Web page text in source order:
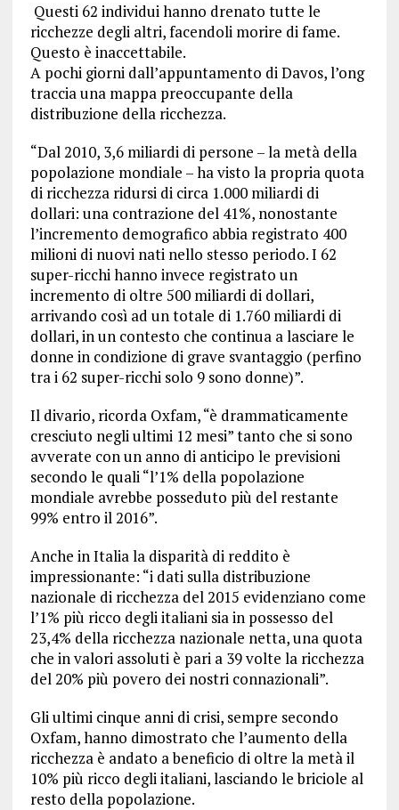
Questi 62 individui hanno drenato tutte le
ricchezze degli altri, facendoli morire di fame.
Questo è inaccettabile.
A pochi giorni dall’appuntamento di Davos, l’ong
traccia una mappa preoccupante della
distribuzione della ricchezza.
“Dal 2010, 3,6 miliardi di persone – la metà della
popolazione mondiale – ha visto la propria quota
di ricchezza ridursi di circa 1.000 miliardi di
dollari: una contrazione del 41%, nonostante
l’incremento demografico abbia registrato 400
milioni di nuovi nati nello stesso periodo. I 62
super-ricchi hanno invece registrato un
incremento di oltre 500 miliardi di dollari,
arrivando così ad un totale di 1.760 miliardi di
dollari, in un contesto che continua a lasciare le
donne in condizione di grave svantaggio (perfino
tra i 62 super-ricchi solo 9 sono donne)”.
Il divario, ricorda Oxfam, “è drammaticamente
cresciuto negli ultimi 12 mesi” tanto che si sono
avverate con un anno di anticipo le previsioni
secondo le quali “l’1% della popolazione
mondiale avrebbe posseduto più del restante
99% entro il 2016”.
Anche in Italia la disparità di reddito è
impressionante: “i dati sulla distribuzione
nazionale di ricchezza del 2015 evidenziano come
l’1% più ricco degli italiani sia in possesso del
23,4% della ricchezza nazionale netta, una quota
che in valori assoluti è pari a 39 volte la ricchezza
del 20% più povero dei nostri connazionali”.
Gli ultimi cinque anni di crisi, sempre secondo
Oxfam, hanno dimostrato che l’aumento della
ricchezza è andato a beneficio di oltre la metà il
10% più ricco degli italiani, lasciando le briciole al
resto della popolazione.